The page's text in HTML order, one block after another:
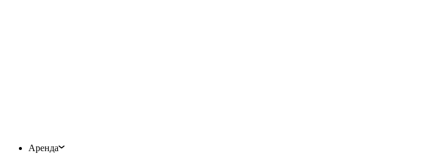
Аренда